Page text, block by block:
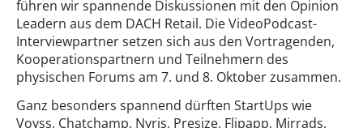
führen wir spannende Diskussionen mit den Opinion
Leadern aus dem DACH Retail. Die VideoPodcast-
Interviewpartner setzen sich aus den Vortragenden,
Kooperationspartnern und Teilnehmern des
physischen Forums am 7. und 8. Oktober zusammen.
Ganz besonders spannend dürften StartUps wie
Voyss, Chatchamp, Nyris, Presize, Flipapp, Mirrads,